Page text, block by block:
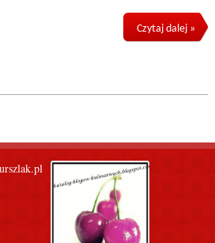
Czytaj dalej »